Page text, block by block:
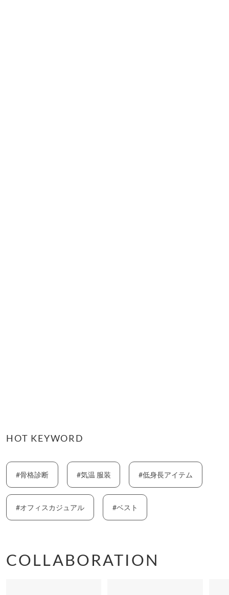
HOT KEYWORD
#骨格診断 #気温 服装 #低身長アイテム
#オフィスカジュアル #ベスト
COLLABORATION